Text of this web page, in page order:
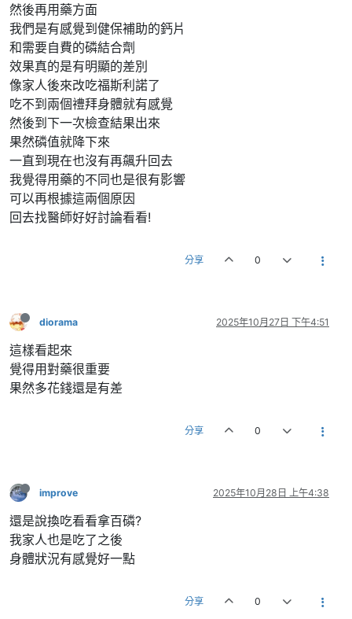
然後再用藥方面
我們是有感覺到健保補助的鈣片
和需要自費的磷結合劑
效果真的是有明顯的差別
像家人後來改吃福斯利諾了
吃不到兩個禮拜身體就有感覺
然後到下一次檢查結果出來
果然磷值就降下來
一直到現在也沒有再飆升回去
我覺得用藥的不同也是很有影響
可以再根據這兩個原因
回去找醫師好好討論看看!
分享 0
diorama 2025年10月27日 下午4:51
這樣看起來
覺得用對藥很重要
果然多花錢還是有差
分享 0
improve 2025年10月28日 上午4:38
還是說換吃看看拿百磷?
我家人也是吃了之後
身體狀況有感覺好一點
分享 0